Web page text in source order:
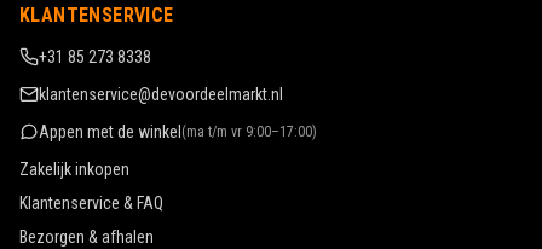
KLANTENSERVICE
+31 85 273 8338
klantenservice@devoordeelmarkt.nl
Appen met de winkel (ma t/m vr 9:00–17:00)
Zakelijk inkopen
Klantenservice & FAQ
Bezorgen & afhalen